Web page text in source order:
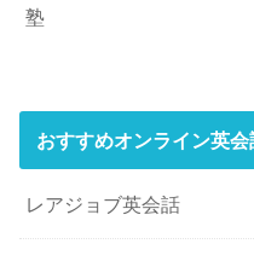
塾
おすすめオンライン英
レアジョブ英会話